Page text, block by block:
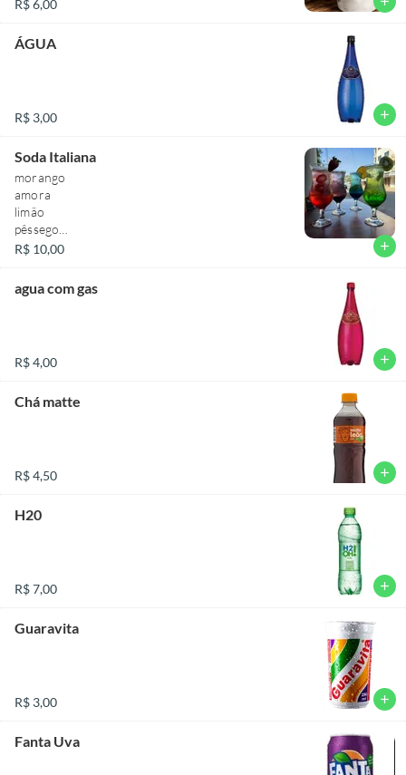
R$ 6,00
ÁGUA
R$ 3,00 add
Soda Italiana
morango
amora
limão
pêssego
mare azul
R$ 10,00 add
agua com gas
R$ 4,00 add
Chá matte
R$ 4,50 add
H20
R$ 7,00 add
Guaravita
R$ 3,00 add
Fanta Uva